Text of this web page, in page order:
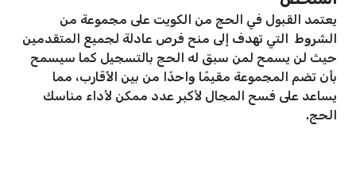
يعتمد القبول في الحج من الكويت على مجموعة من
الشروط التي تهدف إلى منح فرص عادلة لجميع المتقدمين
حيث لن يسمح لمن سبق له الحج بالتسجيل كما سيسمح
بأن تضم المجموعة مقيمًا واحدًا من بين الأقارب، مما
يساعد على فسح المجال لأكبر عدد ممكن لأداء مناسك
الحج.